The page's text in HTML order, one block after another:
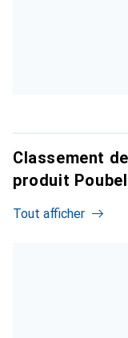
Classement
produit
Tout afficher